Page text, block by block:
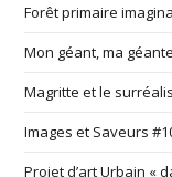
Forêt primaire
Mon géant, ma
Magritte et le
Images et Saveurs
Projet d’art Urbain «